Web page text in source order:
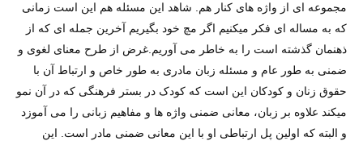
مجموعه ای از واژه های کنار هم. شاهد این مسئله هم این است زمانی
که به مساله ای فکر میکنیم اگر مچ خود بگیریم آخرین جمله ای که از
ذهنمان گذشته است را به خاطر می آوریم.غرض از طرح معنای لغوی و
ضمنی به طور عام و مسئله زبان مادری به طور خاص و ارتباط آن با
حقوق زنان و کودکان این است که کودک در بستر فرهنگی که در آن نمو
میکند علاوه بر زبان، معانی ضمنی واژه ها و مفاهیم زبانی را می آموزد
و البته که اولین پل ارتباطی او با این معانی ضمنی مادر است. این